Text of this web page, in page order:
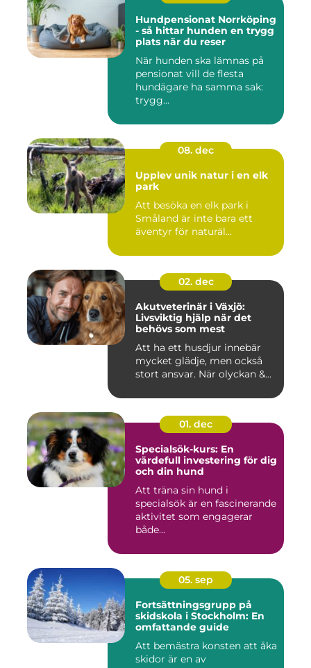
Hundpensionat Norrköping
- så hittar hunden en trygg
plats när du reser
När hunden ska lämnas på
pensionat vill de flesta
hundägare ha samma sak:
trygg...
08. dec
Upplev unik natur i en elk
park
Att besöka en elk park i
Småland är inte bara ett
äventyr för naturäl...
02. dec
Akutveterinär i Växjö:
Livsviktig hjälp när det
behövs som mest
Att ha ett husdjur innebär
mycket glädje, men också
stort ansvar. När olyckan &...
01. dec
Specialsök-kurs: En
värdefull investering för dig
och din hund
Att träna sin hund i
specialsök är en fascinerande
aktivitet som engagerar
både...
05. sep
Fortsättningsgrupp på
skidskola i Stockholm: En
omfattande guide
Att bemästra konsten att åka
skidor är en av